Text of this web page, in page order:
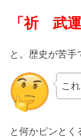
「祈 武運
と。歴史が苦手
こ
と何かピンとく